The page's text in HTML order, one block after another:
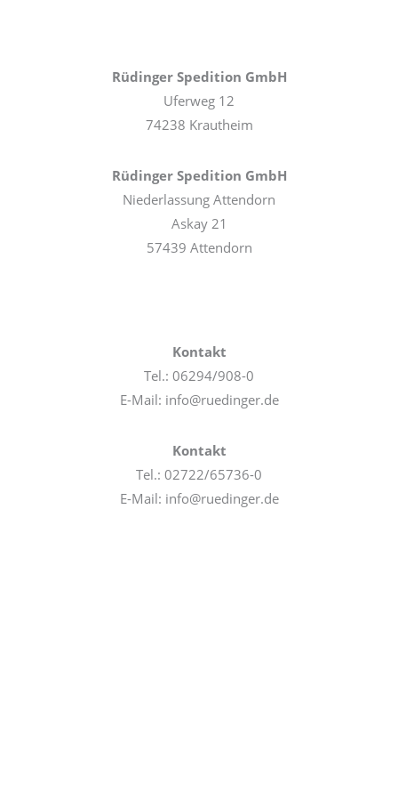
Rüdinger Spedition GmbH
Uferweg 12
74238 Krautheim
Rüdinger Spedition GmbH
Niederlassung Attendorn
Askay 21
57439 Attendorn
Kontakt
Tel.: 06294/908-0
E-Mail: info@ruedinger.de
Kontakt
Tel.: 02722/65736-0
E-Mail: info@ruedinger.de